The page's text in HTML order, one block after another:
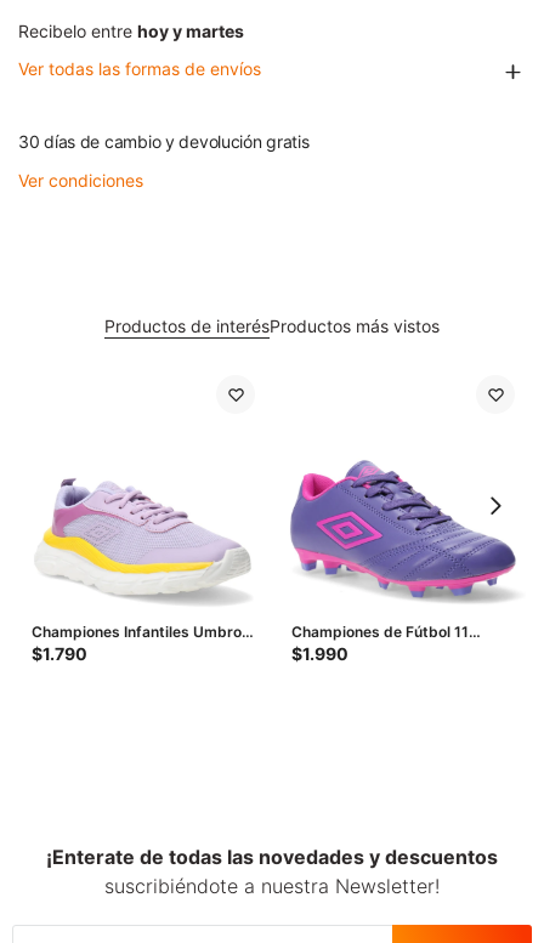
Recibelo entre hoy y martes
Ver todas las formas de envíos
30 días de cambio y devolución gratis
Ver condiciones
Productos de interésProductos más vistos
Championes Infantiles Umbro
Core - Violeta - Amarillo
$1.790
Championes de Fútbol 11
Infantiles Umbro Classico II HG
$1.990
¡Enterate de todas las novedades y descuentos
suscribiéndote a nuestra Newsletter!